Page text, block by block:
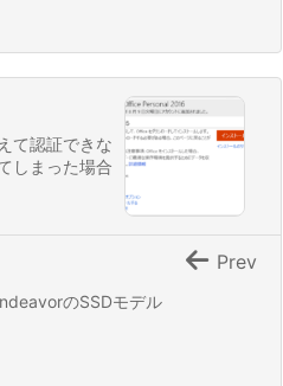
て認証できな
しまった場合
のSSDモデル
Prev